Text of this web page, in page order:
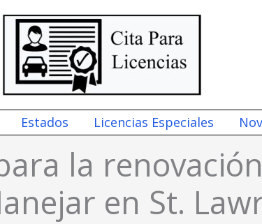
Estados Licencias Especiales
la
en St.